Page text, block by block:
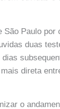
Paulo por
duas
direta
o